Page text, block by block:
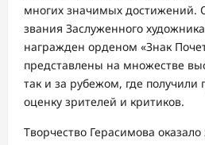
многих значимых достижений.
звания Заслуженного
награжден орденом «Знак
представлены на множестве
так и за рубежом, где
оценку зрителей и критиков.
Творчество Герасимова